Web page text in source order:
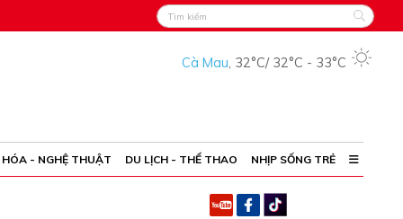
Cà Mau, 32°C/ 32°C - 33°C
- NGHỆ THUẬT DU LỊCH - THỂ THAO NHỊP SỐNG TRẺ